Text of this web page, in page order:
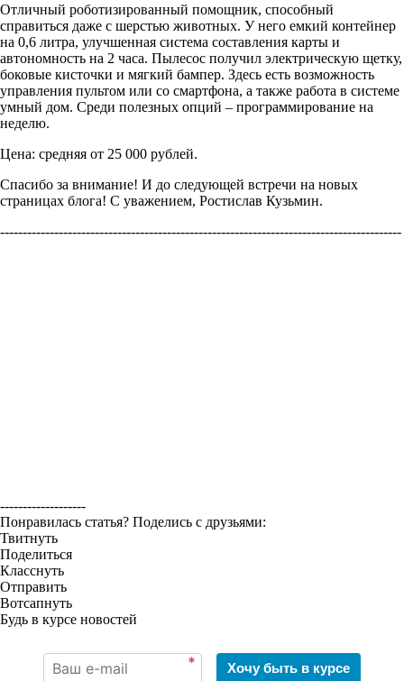
Отличный роботизированный помощник, способный
справиться даже с шерстью животных. У него емкий контейнер
на 0,6 литра, улучшенная система составления карты и
автономность на 2 часа. Пылесос получил электрическую щетку,
боковые кисточки и мягкий бампер. Здесь есть возможность
управления пультом или со смартфона, а также работа в системе
умный дом. Среди полезных опций – программирование на
неделю.
Цена: средняя от 25 000 рублей.
Спасибо за внимание! И до следующей встречи на новых
страницах блога! С уважением, Ростислав Кузьмин.
-----------------------------------------------------------------------------------------
-------------------
Понравилась статья? Поделись с друзьями:
Твитнуть
Поделиться
Класснуть
Отправить
Вотсапнуть
Будь в курсе новостей
* Хочу быть в курсе